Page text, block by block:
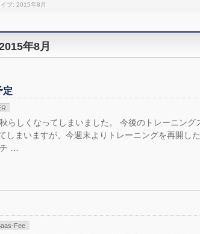
ブ: 2015年8月
年8月
定
らしくなってしまいました。 今後のトレーニング
まいますが、今週末よりトレーニングを再開し
…
Fee